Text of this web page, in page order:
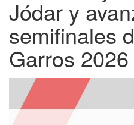
Jódar y
semifinales
Garros 2026